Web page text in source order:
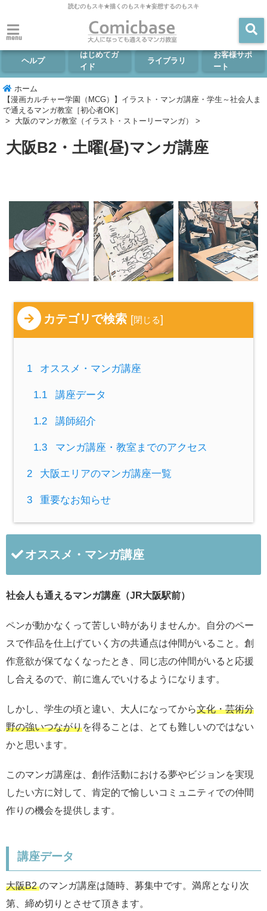
読むのもスキ★描くのもスキ★妄想するのもスキ
menu
ヘルプ
はじめてガ
イド
ライブラリ
お客様サポ
ート
ホーム
【漫画カルチャー学園（MCG）】イラスト・マンガ講座・学生～社会人ま
で通えるマンガ教室［初心者OK］
> 大阪のマンガ教室（イラスト・ストーリーマンガ） >
大阪B2・土曜(昼)マンガ講座
カテゴリで検索 [閉じる]
1 オススメ・マンガ講座
1.1 講座データ
1.2 講師紹介
1.3 マンガ講座・教室までのアクセス
2 大阪エリアのマンガ講座一覧
3 重要なお知らせ
オススメ・マンガ講座
社会人も通えるマンガ講座（JR大阪駅前）
ペンが動かなくって苦しい時がありませんか。自分のペー
スで作品を仕上げていく方の共通点は仲間がいること。創
作意欲が保てなくなったとき、同じ志の仲間がいると応援
し合えるので、前に進んでいけるようになります。
しかし、学生の頃と違い、大人になってから文化・芸術分
野の強いつながりを得ることは、とても難しいのではない
かと思います。
このマンガ講座は、創作活動における夢やビジョンを実現
したい方に対して、肯定的で愉しいコミュニティでの仲間
作りの機会を提供します。
講座データ
大阪B2のマンガ講座は随時、募集中です。満席となり次
第、締め切りとさせて頂きます。